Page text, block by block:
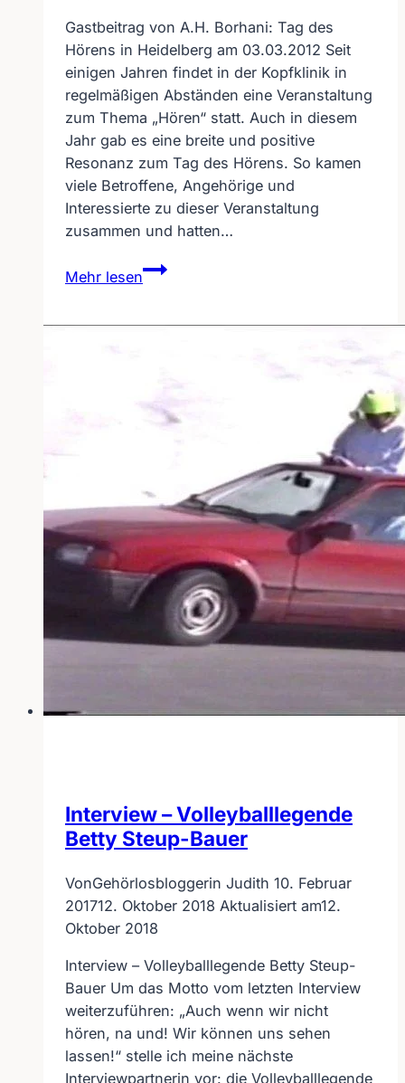
Gastbeitrag von A.H. Borhani: Tag des
Hörens in Heidelberg am 03.03.2012 Seit
einigen Jahren findet in der Kopfklinik in
regelmäßigen Abständen eine Veranstaltung
zum Thema „Hören“ statt. Auch in diesem
Jahr gab es eine breite und positive
Resonanz zum Tag des Hörens. So kamen
viele Betroffene, Angehörige und
Interessierte zu dieser Veranstaltung
zusammen und hatten…
Mehr lesen
Tag
des
Interview – Volleyballlegende
Betty Steup-Bauer
VonGehörlosbloggerin Judith 10. Februar
201712. Oktober 2018 Aktualisiert am12.
Oktober 2018
Interview – Volleyballlegende Betty Steup-
Bauer Um das Motto vom letzten Interview
weiterzuführen: „Auch wenn wir nicht
hören, na und! Wir können uns sehen
lassen!“ stelle ich meine nächste
Interviewpartnerin vor: die Volleyballlegende